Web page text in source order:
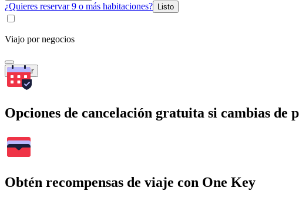
¿Quieres reservar 9 o más habitaciones? Listo
Viajo por negocios
Buscar
Opciones de cancelación gratuita si cambias de
Obtén recompensas de viaje con One Key